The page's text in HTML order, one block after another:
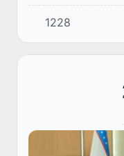
tibbiy
yoʻl qoʻyilgan.
1228